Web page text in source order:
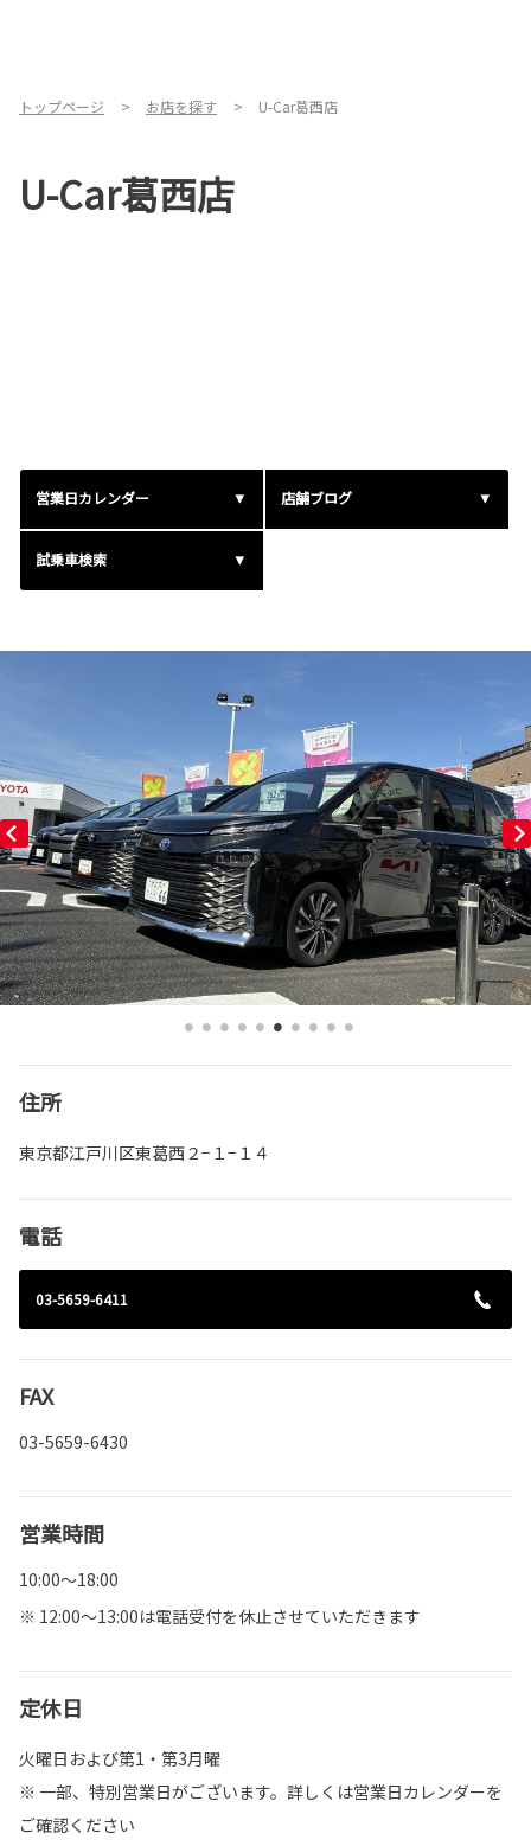
トップページ お店を探す U-Car葛西店
U-Car葛西店
営業日カレンダー 店舗ブログ
試乗車検索
住所
東京都江戸川区東葛西２−１−１４
電話
03-5659-6411
FAX
03-5659-6430
営業時間
10:00～18:00
※ 12:00～13:00は電話受付を休止させていただきます
定休日
火曜日および第1・第3月曜
※ 一部、特別営業日がございます。詳しくは営業日カレンダーを
ご確認ください